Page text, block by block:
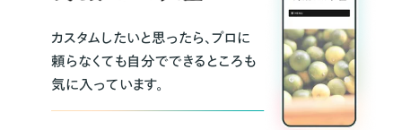
カスタムしたいと思ったら、プロに
頼らなくても自分でできるところも
気に入っています。